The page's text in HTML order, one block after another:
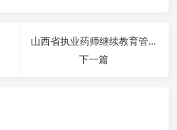
山西省执业药师继续教育管理平台【山西省药师协会】-https://www.cnslpa.com/ 刷课也能轻松过！简单技巧大公开
下一篇